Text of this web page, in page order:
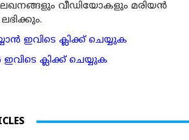
വീഡിയോകളും മരിയന്‍
ക്ലിക്ക് ചെയ്യുക
ക്ലിക്ക് ചെയ്യുക